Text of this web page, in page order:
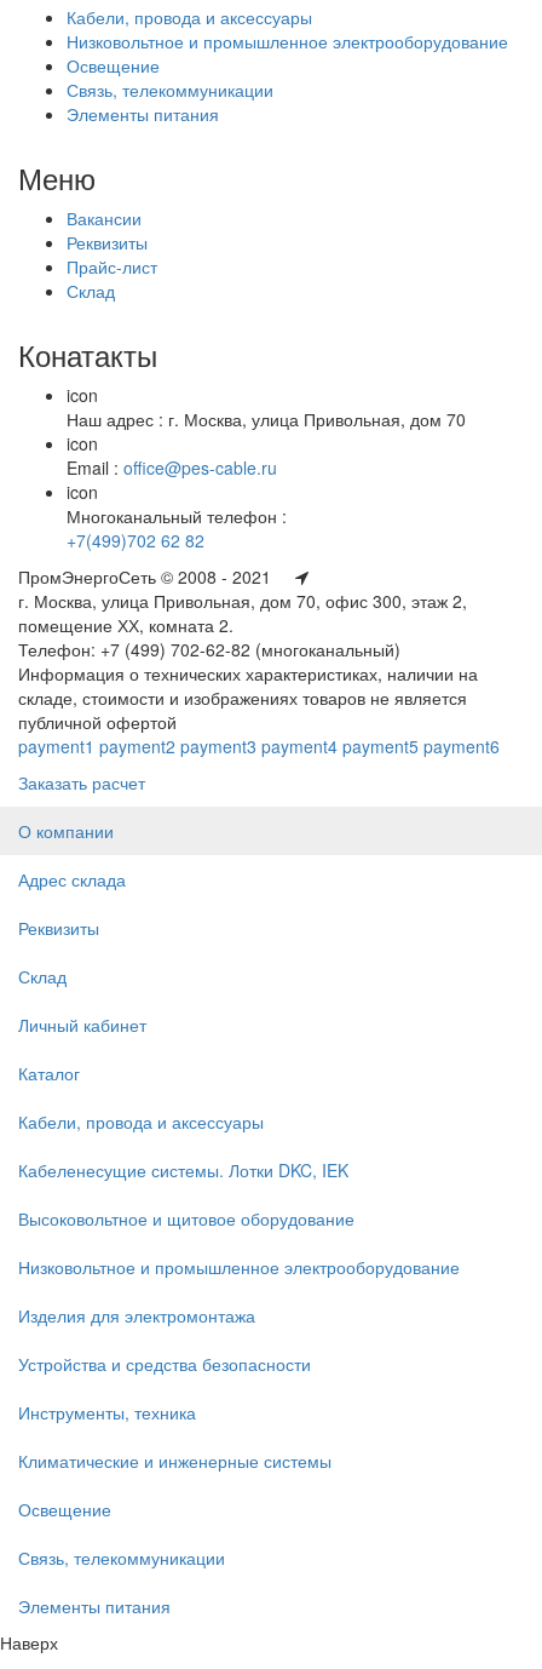
Кабели, провода и аксессуары
Низковольтное и промышленное электрооборудование
Освещение
Связь, телекоммуникации
Элементы питания
Меню
Вакансии
Реквизиты
Прайс-лист
Склад
Конатакты
icon
Наш адрес : г. Москва, улица Привольная, дом 70
icon
Email : office@pes-cable.ru
icon
Многоканальный телефон :
+7(499)702 62 82
ПромЭнергоСеть © 2008 - 2021
г. Москва, улица Привольная, дом 70, офис 300, этаж 2,
помещение ХХ, комната 2.
Телефон: +7 (499) 702-62-82 (многоканальный)
Информация о технических характеристиках, наличии на
складе, стоимости и изображениях товаров не является
публичной офертой
payment1 payment2 payment3 payment4 payment5 payment6
Заказать расчет
О компании
Адрес склада
Реквизиты
Склад
Личный кабинет
Каталог
Кабели, провода и аксессуары
Кабеленесущие системы. Лотки DKC, IEK
Высоковольтное и щитовое оборудование
Низковольтное и промышленное электрооборудование
Изделия для электромонтажа
Устройства и средства безопасности
Инструменты, техника
Климатические и инженерные системы
Освещение
Связь, телекоммуникации
Элементы питания
Наверх